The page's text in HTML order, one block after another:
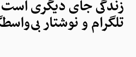
زندگی جای دیگری
تلگرام و نوشتار